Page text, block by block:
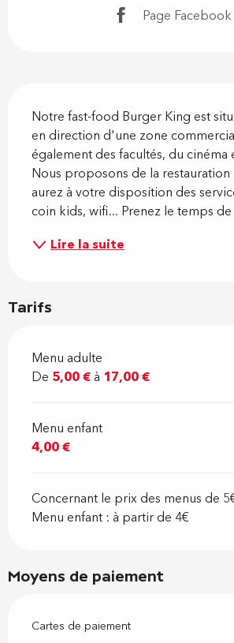
Page Facebook
Notre fast-food Burger King est
en direction d'une zone
également des facultés, du cinéma
Nous proposons de la restauration
aurez à votre disposition des
coin kids, wifi... Prenez le temps
Lire la suite
Tarifs
Menu adulte
De 5,00 €à 17,00 €
Menu enfant
4,00 €
Concernant le prix des menus de
Menu enfant : à partir de 4€
Moyens de paiement
Cartes de paiement